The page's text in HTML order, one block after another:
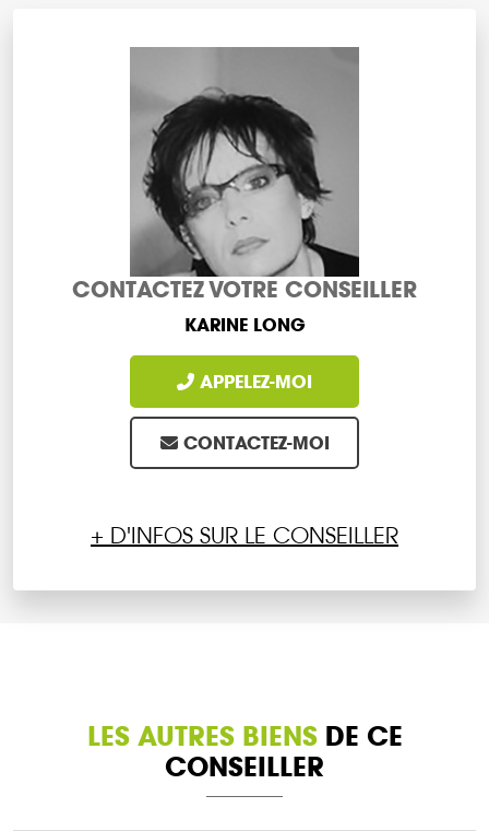
CONTACTEZ VOTRE CONSEILLER
KARINE LONG
APPELEZ-MOI
CONTACTEZ-MOI
+ D'INFOS SUR LE CONSEILLER
LES AUTRES BIENSDE CE
CONSEILLER